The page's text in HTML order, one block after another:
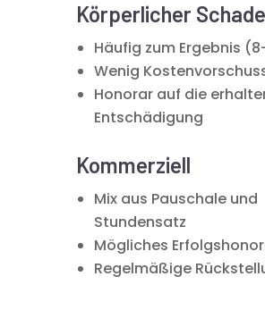
Körperlicher
Häufig zum Ergebnis
Wenig
Honorar auf die
Entschädigung
Kommerziell
Mix aus Pauschale und
Stundensatz
Mögliches
Regelmäßige